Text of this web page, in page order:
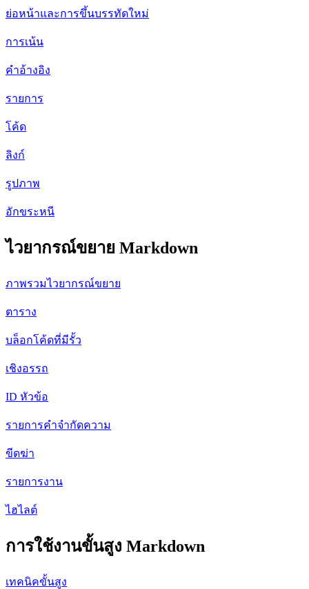
ย่อหน้าและการขึ้นบรรทัดใหม่
การเน้น
คำอ้างอิง
รายการ
โค้ด
ลิงก์
รูปภาพ
อักขระหนี
ไวยากรณ์ขยาย Markdown
ภาพรวมไวยากรณ์ขยาย
ตาราง
บล็อกโค้ดที่มีรั้ว
เชิงอรรถ
ID หัวข้อ
รายการคำจำกัดความ
ขีดฆ่า
รายการงาน
ไฮไลต์
การใช้งานขั้นสูง Markdown
เทคนิคขั้นสูง